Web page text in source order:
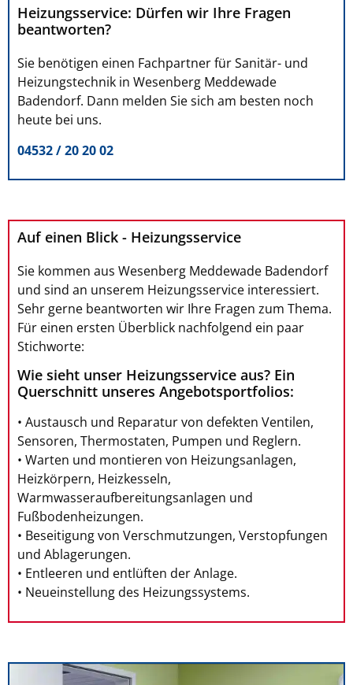
Heizungsservice: Dürfen wir Ihre Fragen
beantworten?
Sie benötigen einen Fachpartner für Sanitär- und
Heizungstechnik in Wesenberg Meddewade
Badendorf. Dann melden Sie sich am besten noch
heute bei uns.
04532 / 20 20 02
Auf einen Blick - Heizungsservice
Sie kommen aus Wesenberg Meddewade Badendorf
und sind an unserem Heizungsservice interessiert.
Sehr gerne beantworten wir Ihre Fragen zum Thema.
Für einen ersten Überblick nachfolgend ein paar
Stichworte:
Wie sieht unser Heizungsservice aus? Ein
Querschnitt unseres Angebotsportfolios:
• Austausch und Reparatur von defekten Ventilen,
Sensoren, Thermostaten, Pumpen und Reglern.
• Warten und montieren von Heizungsanlagen,
Heizkörpern, Heizkesseln,
Warmwasseraufbereitungsanlagen und
Fußbodenheizungen.
• Beseitigung von Verschmutzungen, Verstopfungen
und Ablagerungen.
• Entleeren und entlüften der Anlage.
• Neueinstellung des Heizungssystems.